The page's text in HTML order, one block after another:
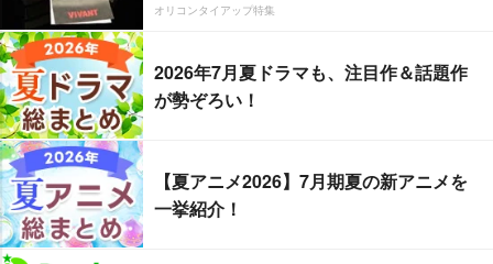
オリコンタイアップ特集
2026年7月夏ドラマも、注目作＆話題作
が勢ぞろい！
【夏アニメ2026】7月期夏の新アニメを
一挙紹介！